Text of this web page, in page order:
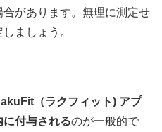
があります。無理に測定せ
ましょう。
（ラクフィット) アプ
に付与されるのが一般的で